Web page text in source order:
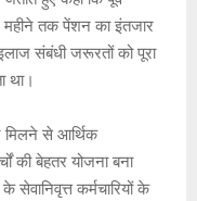
महीने तक पेंशन का इंतजार
संबंधी जरूरतों को पूरा
था।
से आर्थिक
की बेहतर योजना बना
कर्मचारियों के